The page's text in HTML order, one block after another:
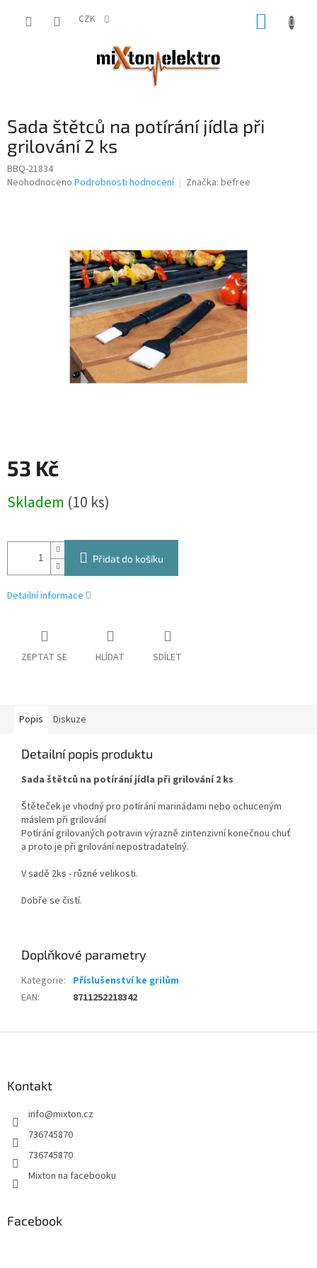
CZK
Sada štětců na potírání jídla při
grilování 2 ks
BBQ-21834
Průměrné
Neohodnoceno Podrobnosti hodnocení Značka: befree
53 Kč
cena:
Skladem (10 ks)
Přidat do košíku
Detailní informace
ZEPTAT SE HLÍDAT SDÍLET
Popis Diskuze
Detailní popis produktu
Sada štětců na potírání jídla při grilování 2 ks
Štěteček je vhodný pro potírání marinádami nebo ochuceným
máslem při grilování
Potírání grilovaných potravin výrazně zintenzivní konečnou chuť
a proto je při grilování nepostradatelný.
V sadě 2ks - různé velikosti.
Dobře se čistí.
Doplňkové parametry
Kategorie: Příslušenství ke grilům
EAN: 8711252218342
Kontakt
info@mixton.cz
736745870
736745870
Mixton na facebooku
Facebook